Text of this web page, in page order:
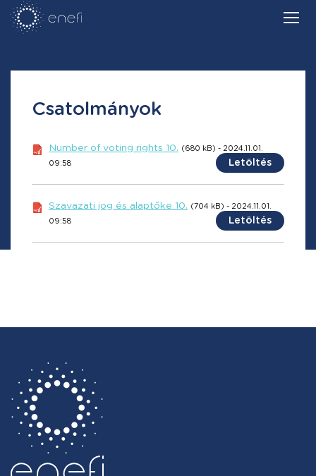
Csatolmányok
Number of voting rights 10. (680 kB) - 2024.11.01.
09:58 Letöltés
Szavazati jog és alaptőke 10. (704 kB) - 2024.11.01.
09:58 Letöltés